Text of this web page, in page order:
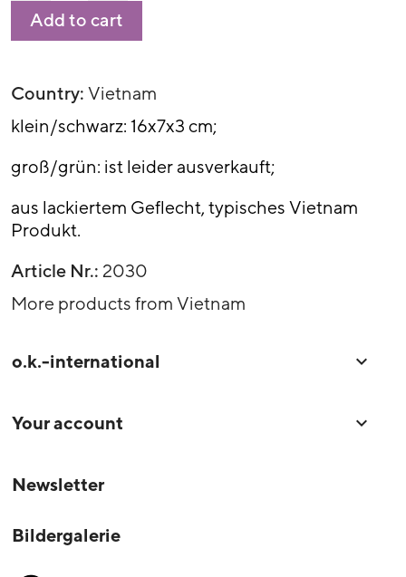
Add to cart
Country: Vietnam
klein/schwarz: 16x7x3 cm;
groß/grün: ist leider ausverkauft;
aus lackiertem Geflecht, typisches Vietnam
Produkt.
Article Nr.: 2030
More products from Vietnam
o.k.-international 
Your account 
Newsletter
Bildergalerie